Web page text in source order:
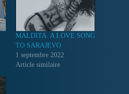
MALDITA. A LOVE SONG
TO SARAJEVO
1 septembre 2022
Article similaire